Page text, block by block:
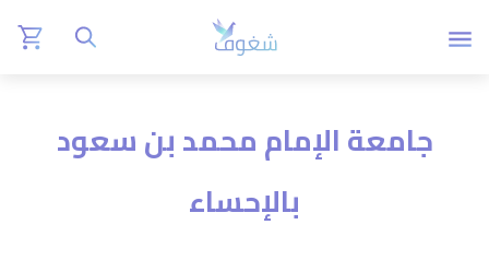
جامعة الإمام محمد بن سعود
بالإحساء